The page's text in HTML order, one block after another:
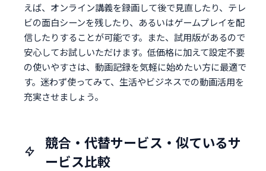
えば、オンライン講義を録画して後で見直したり、テレ
ビの面白シーンを残したり、あるいはゲームプレイを配
信したりすることが可能です。また、試用版があるので
安心してお試しいただけます。低価格に加えて設定不要
の使いやすさは、動画記録を気軽に始めたい方に最適で
す。迷わず使ってみて、生活やビジネスでの動画活用を
充実させましょう。
競合・代替サービス・似ているサ
ービス比較